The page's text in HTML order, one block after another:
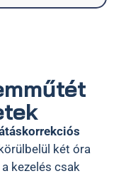
két óra
kezelés csak